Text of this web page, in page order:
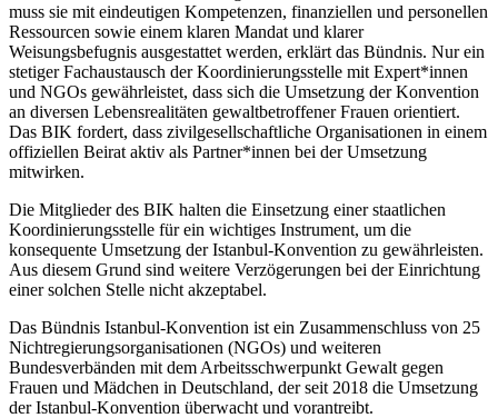
muss sie mit eindeutigen Kompetenzen, finanziellen und personellen
Ressourcen sowie einem klaren Mandat und klarer
Weisungsbefugnis ausgestattet werden, erklärt das Bündnis. Nur ein
stetiger Fachaustausch der Koordinierungsstelle mit Expert*innen
und NGOs gewährleistet, dass sich die Umsetzung der Konvention
an diversen Lebensrealitäten gewaltbetroffener Frauen orientiert.
Das BIK fordert, dass zivilgesellschaftliche Organisationen in einem
offiziellen Beirat aktiv als Partner*innen bei der Umsetzung
mitwirken.
Die Mitglieder des BIK halten die Einsetzung einer staatlichen
Koordinierungsstelle für ein wichtiges Instrument, um die
konsequente Umsetzung der Istanbul-Konvention zu gewährleisten.
Aus diesem Grund sind weitere Verzögerungen bei der Einrichtung
einer solchen Stelle nicht akzeptabel.
Das Bündnis Istanbul-Konvention ist ein Zusammenschluss von 25
Nichtregierungsorganisationen (NGOs) und weiteren
Bundesverbänden mit dem Arbeitsschwerpunkt Gewalt gegen
Frauen und Mädchen in Deutschland, der seit 2018 die Umsetzung
der Istanbul-Konvention überwacht und vorantreibt.